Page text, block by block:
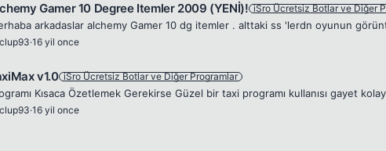
Gamer 10 Degree Itemler 2009 (YENİ)! iSro Ücretsiz Botlar ve Diğer
clup93·16 yil once
v1.0 iSro Ücretsiz Botlar ve Diğer Programlar
clup93·16 yil once